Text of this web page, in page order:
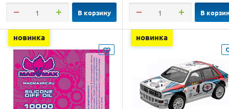
В корзину В
новинка новинка